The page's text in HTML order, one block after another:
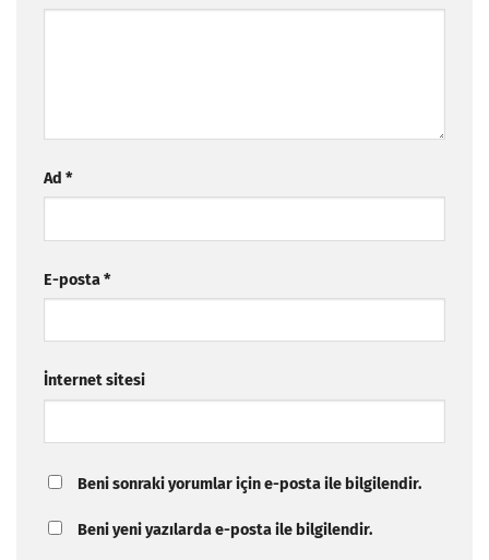
Ad *
E-posta*
İnternet sitesi
Beni sonraki yorumlar için e-posta ile bilgilendir.
Beni yeni yazılarda e-posta ile bilgilendir.